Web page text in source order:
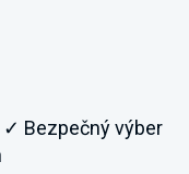
✓ Bezpečný výber